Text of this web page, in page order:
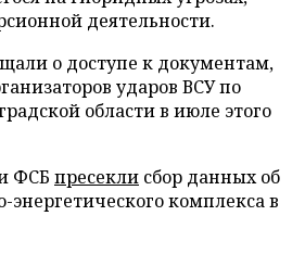
деятельности.
о доступе к документам,
ударов ВСУ по
области в июле этого
ФСБ пресекли сбор данных об
энергетического комплекса в